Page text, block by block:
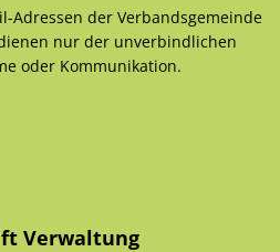
Adressen der Verbandsgemeinde
nur der unverbindlichen
oder Kommunikation.
Verwaltung